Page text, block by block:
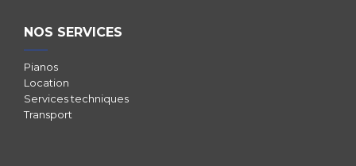
NOS SERVICES
Pianos
Location
Services techniques
Transport